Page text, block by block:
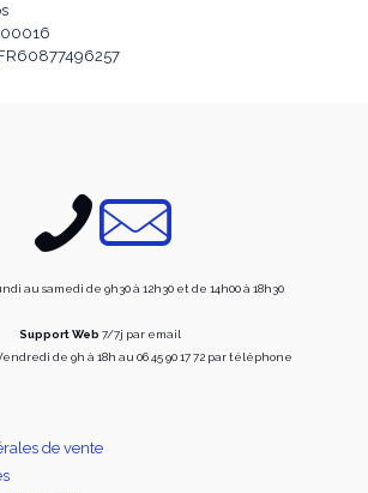
au samedi de 9h30 à 12h30 et de 14h00 à 18h30
Support Web 7/7j par email
de 9h à 18h au 06 45 90 17 72 par téléphone
de vente